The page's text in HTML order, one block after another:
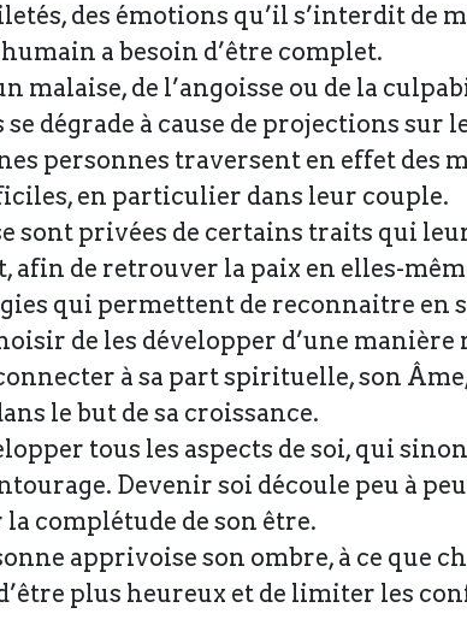
des émotions qu’il s’interdit de
a besoin d’être complet.
malaise, de l’angoisse ou de la
dégrade à cause de projections sur
personnes traversent en effet des
en particulier dans leur couple.
sont privées de certains traits qui
de retrouver la paix en elles-
qui permettent de reconnaitre en
de les développer d’une manière
à sa part spirituelle, son Âme,
le but de sa croissance.
tous les aspects de soi, qui
Devenir soi découle peu à
complétude de son être.
apprivoise son ombre, à ce que
plus heureux et de limiter les